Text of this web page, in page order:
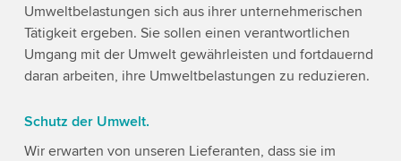
Umweltbelastungen sich aus ihrer unternehmerischen
Tätigkeit ergeben. Sie sollen einen verantwortlichen
Umgang mit der Umwelt gewährleisten und fortdauernd
daran arbeiten, ihre Umweltbelastungen zu reduzieren.
Schutz der Umwelt.
Wir erwarten von unseren Lieferanten, dass sie im